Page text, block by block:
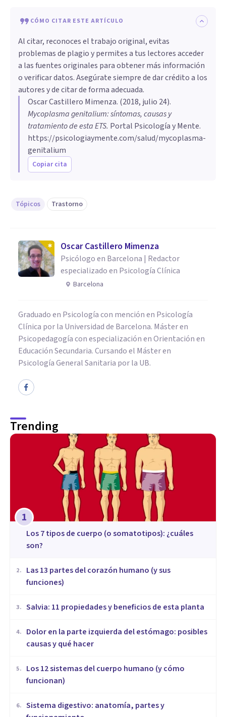
CÓMO CITAR ESTE ARTÍCULO
Al citar, reconoces el trabajo original, evitas
problemas de plagio y permites a tus lectores acceder
a las fuentes originales para obtener más información
o verificar datos. Asegúrate siempre de dar crédito a los
autores y de citar de forma adecuada.
Oscar Castillero Mimenza. (2018, julio 24).
Mycoplasma genitalium: síntomas, causas y
tratamiento de esta ETS. Portal Psicología y Mente.
https://psicologiaymente.com/salud/mycoplasma-
genitalium
Copiar cita
Tópicos Trastorno
Oscar Castillero Mimenza
Psicólogo en Barcelona | Redactor
especializado en Psicología Clínica
Barcelona
Graduado en Psicología con mención en Psicología
Clínica por la Universidad de Barcelona. Máster en
Psicopedagogía con especialización en Orientación en
Educación Secundaria. Cursando el Máster en
Psicología General Sanitaria por la UB.
Trending
1
​Los 7 tipos de cuerpo (o somatotipos): ¿cuáles
son?
2.
Las 13 partes del corazón humano (y sus
funciones)
3. Salvia: 11 propiedades y beneficios de esta planta
4.
Dolor en la parte izquierda del estómago: posibles
causas y qué hacer
5.
Los 12 sistemas del cuerpo humano (y cómo
funcionan)
6. Sistema digestivo: anatomía, partes y